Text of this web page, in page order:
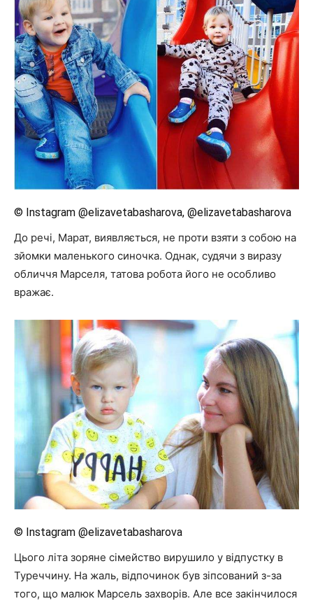
© Instagram @elizavetabasharova, @elizavetabasharova
До речі, Марат, виявляється, не проти взяти з собою на
зйомки маленького синочка. Однак, судячи з виразу
обличчя Марселя, татова робота його не особливо
вражає.
© Instagram @elizavetabasharova
Цього літа зоряне сімейство вирушило у відпустку в
Туреччину. На жаль, відпочинок був зіпсований з-за
того, що малюк Марсель захворів. Але все закінчилося